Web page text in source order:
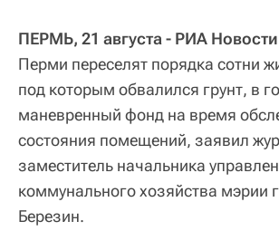
ПЕРМЬ, 21 августа - РИА
Перми переселят порядка сотни
под которым обвалился грунт, в
маневренный фонд на время
состояния помещений, заявил
заместитель начальника
коммунального хозяйства мэрии
Березин.